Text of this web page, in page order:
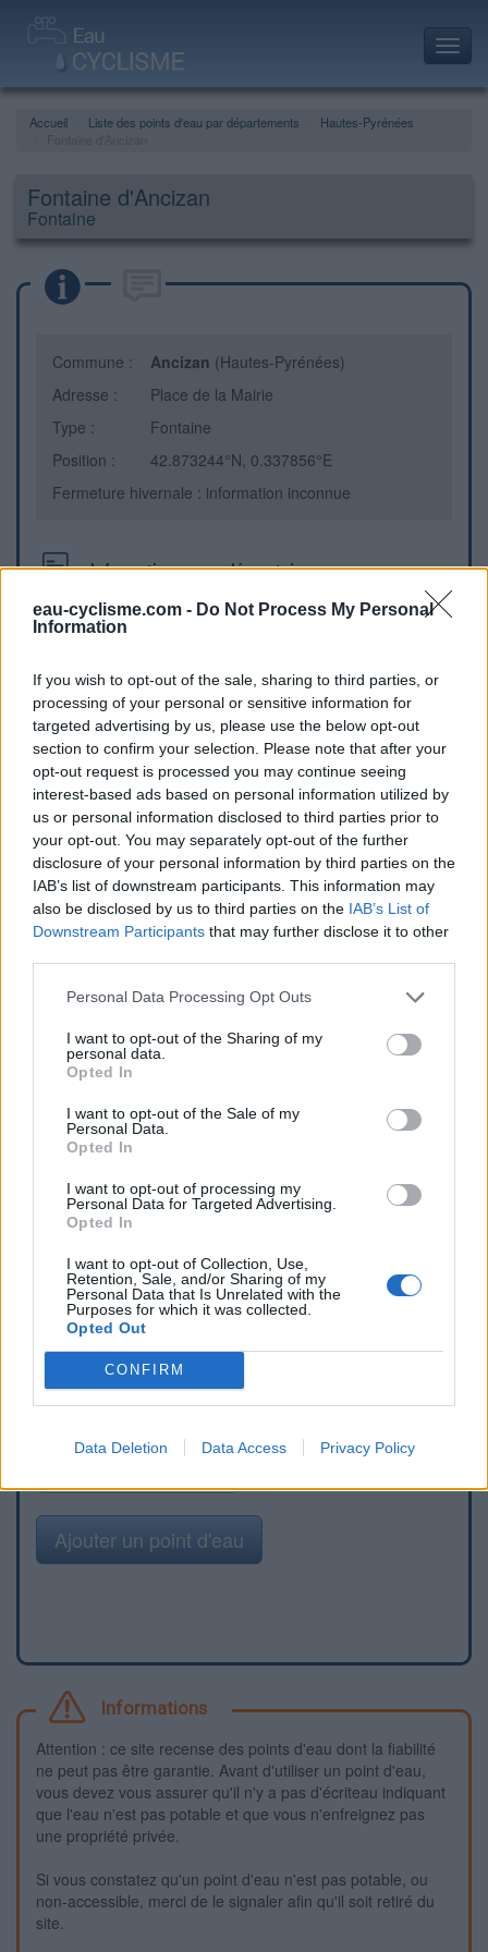
eau-cyclisme.com - Do Not Process My Personal
Information
If you wish to opt-out of the sale, sharing to third parties, or
processing of your personal or sensitive information for
targeted advertising by us, please use the below opt-out
section to confirm your selection. Please note that after your
opt-out request is processed you may continue seeing
interest-based ads based on personal information utilized by
us or personal information disclosed to third parties prior to
your opt-out. You may separately opt-out of the further
disclosure of your personal information by third parties on the
IAB’s list of downstream participants. This information may
also be disclosed by us to third parties on the IAB’s List of
Downstream Participants that may further disclose it to other
Personal Data Processing Opt Outs
I want to opt-out of the Sharing of my
personal data.
Opted In
I want to opt-out of the Sale of my
Personal Data.
Opted In
I want to opt-out of processing my
Personal Data for Targeted Advertising.
Opted In
I want to opt-out of Collection, Use,
Retention, Sale, and/or Sharing of my
Personal Data that Is Unrelated with the
Purposes for which it was collected.
Opted Out
CONFIRM
Data Deletion Data Access Privacy Policy
Accueil Liste des points d'eau par départements
Hautes-Pyrénées
Fontaine d'Ancizan
Fontaine
Commune : Ancizan (Hautes-Pyrénées)
Adresse :
Place de la Mairie
Type :
Fontaine
Position :
42.873244°N, 0.337856°E
Fermeture hivernale : information inconnue
Informations complémentaires
La fontaine est située place de la Mairie, sur le haut du
village, près de l'église, sur la route CD 30 en direction des
Repères visuels
Afficher la carte
Ajouter un point d'eau
Informations
Attention : ce site recense des points d'eau dont la fiabilité
ne peut pas être garantie. Avant d'utiliser un point d'eau,
vous devez vous assurer qu'il n'y a pas d'écriteau indiquant
que l'eau n'est pas potable et que vous n'enfreignez pas
une propriété privée.
Si vous constatez qu'un point d'eau n'est pas potable, ou
non-accessible, merci de le signaler afin qu'il soit retiré du
site.